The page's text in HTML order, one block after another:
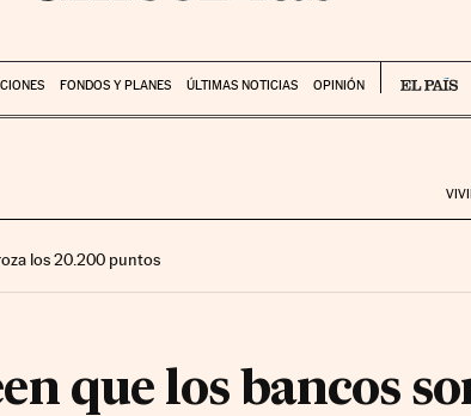
FONDOS Y PLANES ÚLTIMAS NOTICIAS OPINIÓN
los 20.200 puntos
que los bancos